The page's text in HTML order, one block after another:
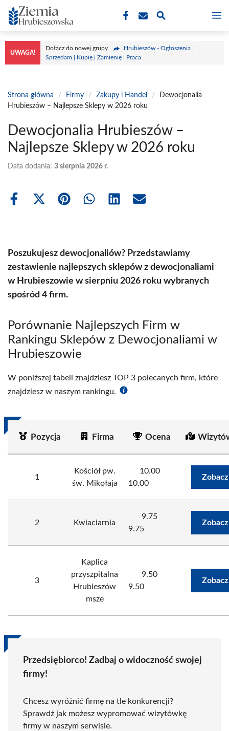
Przejdź
do
treści
UWAGA!
Dołącz do nowej grupy
Hrubieszów - Ogłoszenia |
Sprzedam | Kupię | Zamienię | Praca
Strona główna / Firmy / Zakupy i Handel /
Dewocjonalia
Hrubieszów – Najlepsze Sklepy w 2026 roku
Dewocjonalia Hrubieszów –
Najlepsze Sklepy w 2026 roku
Data dodania: 3 sierpnia 2026 r.
Share
Share
(Twitter)
Share Share Share Share
Poszukujesz dewocjonaliów? Przedstawiamy
zestawienie najlepszych sklepów z dewocjonaliami
w Hrubieszowie w sierpniu 2026 roku wybranych
spośród 4 firm.
Porównanie Najlepszych Firm w
Rankingu Sklepów z Dewocjonaliami w
Hrubieszowie
W poniższej tabeli znajdziesz TOP 3 polecanych firm, które
znajdziesz w naszym rankingu.
Pozycja Firma Ocena
1
Kościół pw.
św. Mikołaja
10.00
10.00
2 Kwiaciarnia
9.75
9.75
3
Kaplica
przyszpitalna
Hrubieszów
msze
9.50
9.50
Przedsiębiorco! Zadbaj o widoczność swojej
firmy!
Chcesz wyróżnić firmę na tle konkurencji?
Sprawdź jak możesz wypromować wizytówkę
firmy w naszym serwisie.